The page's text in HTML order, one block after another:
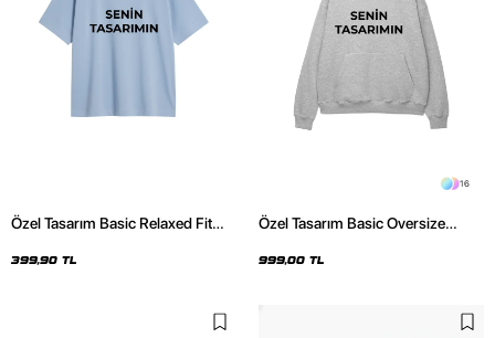
Özel Tasarım Basic Relaxed Fit
399,90 TL
16
Özel Tasarım Basic Oversize
999,00 TL